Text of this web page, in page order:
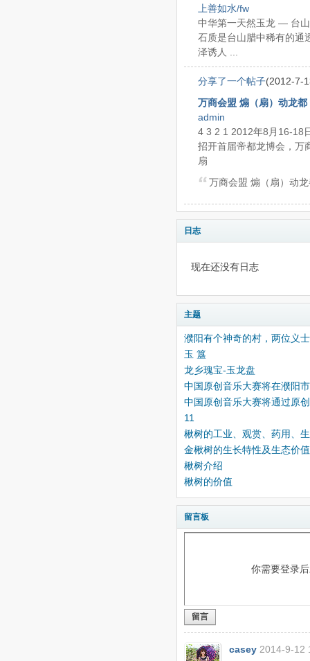
上善如水/fw
中华第一天然玉龙 — 台
石质是台山腊中稀有的通
泽诱人 ...
分享了一个帖子(2012-7-
万商会盟 煽（扇）动龙都
admin
4 3 2 1 2012年8月16-18
招开首届帝都龙博会，万
扇
万商会盟 煽（扇）动
日志
现在还没有日志
主题
濮阳有个神奇的村，两位义
玉 簋
龙乡瑰宝-玉龙盘
中国原创音乐大赛将在濮阳
中国原创音乐大赛将通过原
11
楸树的工业、观赏、药用、
金楸树的生长特性及生态价值
楸树介绍
楸树的价值
留言板
你需要登录
留言
casey 2014-9-12